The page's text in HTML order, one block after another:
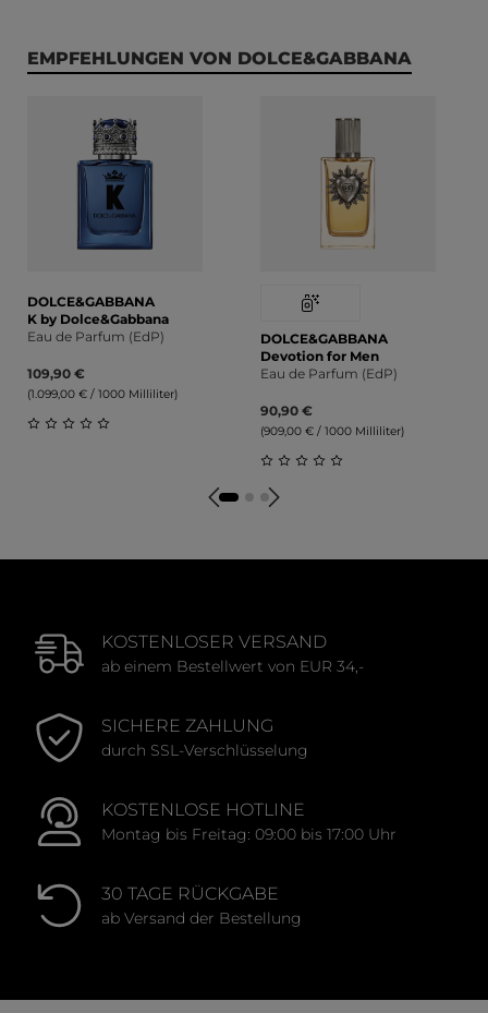
Produktgalerie überspringen
EMPFEHLUNGEN VON DOLCE&GABBANA
DOLCE&GABBANA
K by Dolce&Gabbana
Eau de Parfum (EdP)
109,90 €
(1.099,00 € / 1000 Milliliter)
Durchschnittliche Bewertung von 0 von 5 Sternen
DOLCE&GABBANA
Devotion for Men
Eau de Parfum (EdP)
90,90 €
(909,00 € / 1000 Milliliter)
Durchschnittliche
KOSTENLOSER VERSAND
ab einem Bestellwert von EUR 34,-
SICHERE ZAHLUNG
durch SSL-Verschlüsselung
KOSTENLOSE HOTLINE
Montag bis Freitag: 09:00 bis 17:00 Uhr
30 TAGE RÜCKGABE
ab Versand der Bestellung